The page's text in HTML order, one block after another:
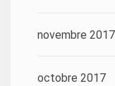
novembre 2017
octobre 2017